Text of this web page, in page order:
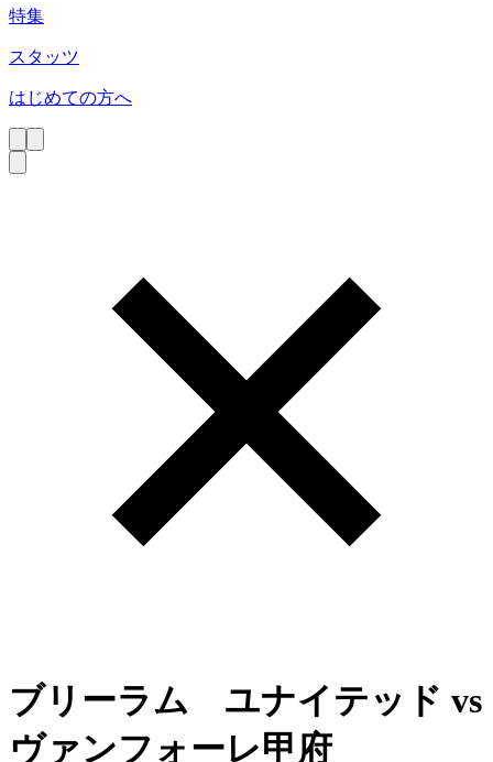
特集
スタッツ
はじめての方へ
ブリーラム ユナイテッド vs
ヴァンフォーレ甲府